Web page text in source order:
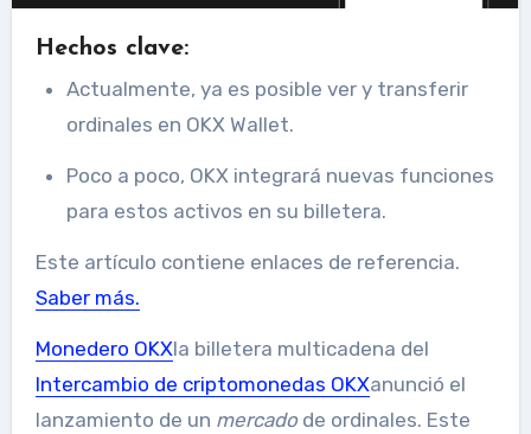
Hechos clave:
Actualmente, ya es posible ver y transferir
ordinales en OKX Wallet.
Poco a poco, OKX integrará nuevas funciones
para estos activos en su billetera.
Este artículo contiene enlaces de referencia.
Saber más.
Monedero OKXla billetera multicadena del
Intercambio de criptomonedas OKXanunció el
lanzamiento de un mercado de ordinales. Este